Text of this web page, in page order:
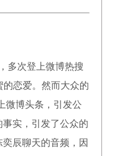
多次登上微博热搜
的恋爱。然而大众的
微博头条，引发公
实，引发了公众的
辰聊天的音频，因